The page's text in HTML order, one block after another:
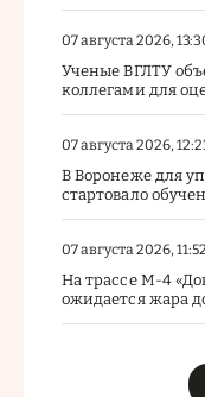
07 августа 2026,
Ученые ВГЛТУ
коллегами для
07 августа 2026,
В Воронеже для
стартовало
07 августа 2026, 11:52
На трассе М-4
ожидается жара